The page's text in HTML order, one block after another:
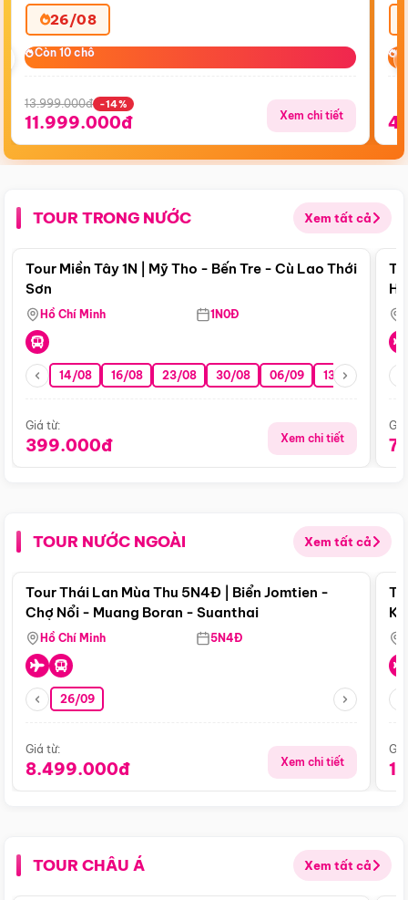
26/08
Còn 10 chỗ
Còn 10 chỗ
13.999.000đ -14%
11.999.000đ Xem chi tiết
TOUR TRONG NƯỚC Xem tất cả
Điểm nổi bật
Tour Miền Tây 1N | Mỹ Tho - Bến Tre - Cù Lao Thới
Sơn
Hồ Chí Minh 1N0Đ
14/08 16/08 23/08 30/08 06/09 13/09 20/09
Giá từ:
399.000đ Xem chi tiết
TOUR NƯỚC NGOÀI Xem tất cả
Điểm nổi bật
Tour Thái Lan Mùa Thu 5N4Đ | Biển Jomtien -
Chợ Nổi - Muang Boran - Suanthai
Hồ Chí Minh 5N4Đ
26/09
Giá từ:
8.499.000đ Xem chi tiết
TOUR CHÂU Á Xem tất cả
Điểm nổi bật